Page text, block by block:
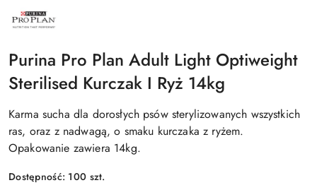
NAZWA
PRODUCENTA:
PURINA
Purina Pro Plan Adult Light Optiweight
Sterilised Kurczak I Ryż 14kg
Karma sucha dla dorosłych psów sterylizowanych wszystkich
ras, oraz z nadwagą, o smaku kurczaka z ryżem.
Opakowanie zawiera 14kg.
Dostępność: 100 szt.